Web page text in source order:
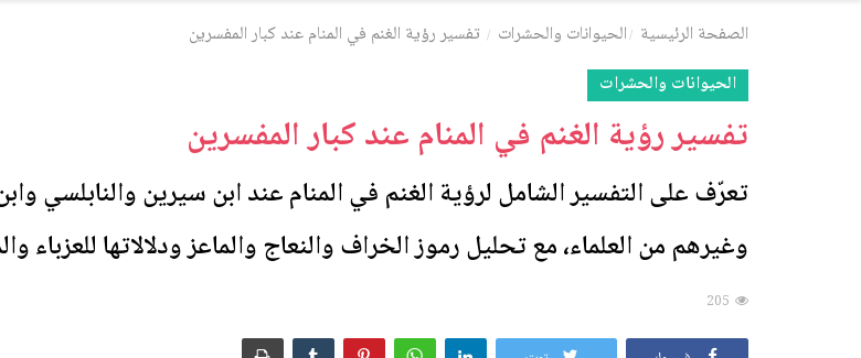
الصفحة الرئيسية الحيوانات والحشرات
تفسير رؤية الغنم في المنام عند كبار المفسرين
الحيوانات والحشرات
تفسير رؤية الغنم في المنام عند كبار المفسرين
تعرّف على التفسير الشامل لرؤية الغنم في المنام عند ابن سيرين والنابلسي
وغيرهم من العلماء، مع تحليل رموز الخراف والنعاج والماعز ودلالاتها للعزباء
205